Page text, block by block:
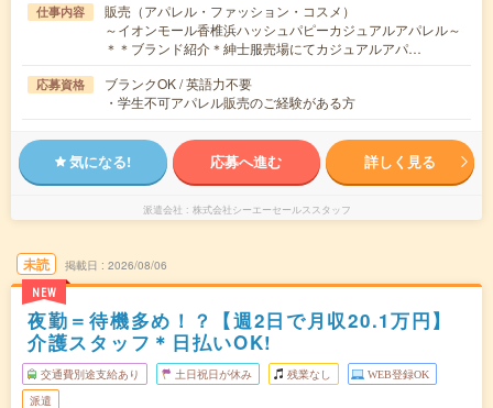
仕事内容
販売（アパレル・ファッション・コスメ）
～イオンモール香椎浜ハッシュパピーカジュアルアパレル～
＊＊ブランド紹介＊紳士服売場にてカジュアルアパ…
応募資格
ブランクOK / 英語力不要
・学生不可アパレル販売のご経験がある方
気になる! 応募へ進む 詳しく見る
派遣会社 株式会社シーエーセールススタッフ
未読
NEW
掲載日 2026/08/06
夜勤＝待機多め！？【週2日で月収20.1万円】
介護スタッフ＊日払いOK!
交通費別途支給あり 土日祝日が休み 残業なし WEB登録OK
派遣